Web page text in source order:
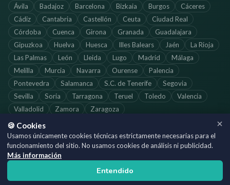
Ávila
Badajoz Barcelona Bizkaia Burgos
Cáceres
Cádiz
Cantabria Castellón Ceuta
Ciudad Real
Córdoba
Cuenca Girona Granada
Guadalajara
Gipuzkoa
Huelva Huesca Illes Balears Jaén
La Rioja
Las Palmas
León Lleida Lugo Madrid
Málaga
Melilla
Murcia Navarra Ourense
Palencia
Pontevedra
Salamanca S.C. de Tenerife
Segovia
Sevilla
Soria Tarragona Teruel Toledo
Valencia
Valladolid
Zamora Zaragoza
©2026SoloFarmacias.es — Todos los derechos reservados
Información actualizada. Verifica los horarios directamente con cada
🍪 Cookies
Usamos únicamente cookies técnicas estrictamente necesarias para el
funcionamiento del sitio. No usamos cookies de análisis ni publicidad.
Más información
Entendido